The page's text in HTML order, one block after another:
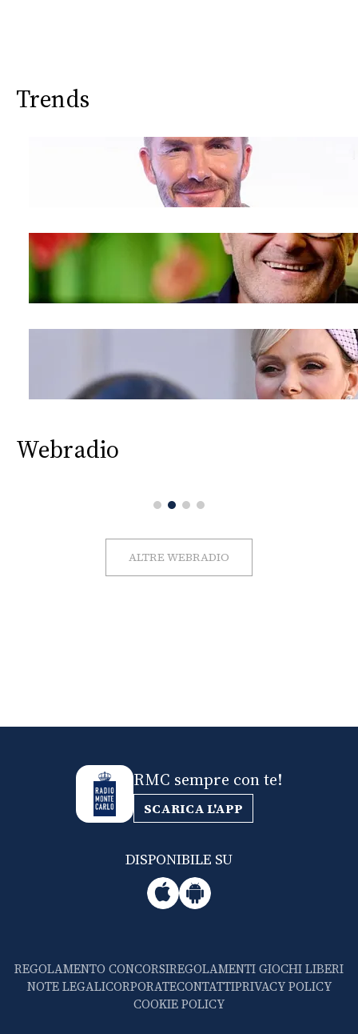
Trends
Webradio
ALTRE WEBRADIO
RMC sempre con te!
SCARICA L'APP
DISPONIBILE SU
REGOLAMENTO CONCORSIREGOLAMENTI GIOCHI LIBERI
NOTE LEGALICORPORATECONTATTIPRIVACY POLICY
COOKIE POLICY